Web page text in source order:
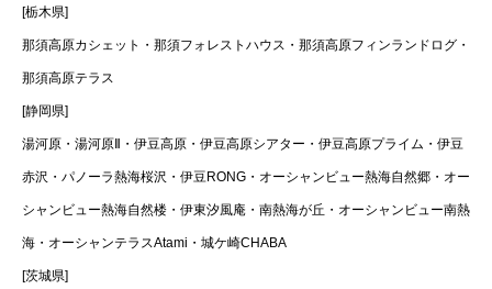
[栃木県]
那須高原カシェット・那須フォレストハウス・那須高原フィンランドログ・
那須高原テラス
[静岡県]
湯河原・湯河原Ⅱ・伊豆高原・伊豆高原シアター・伊豆高原プライム・伊豆
赤沢・パノーラ熱海桜沢・伊豆RONG・オーシャンビュー熱海自然郷・オー
シャンビュー熱海自然楼・伊東汐風庵・南熱海が丘・オーシャンビュー南熱
海・オーシャンテラスAtami・城ケ崎CHABA
[茨城県]